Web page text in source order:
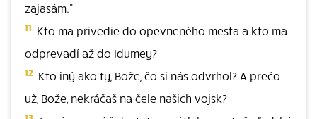
zajasám."
11 Kto ma privedie do opevneného mesta a kto ma
odprevadí až do Idumey?
12 Kto iný ako ty, Bože, čo si nás odvrhol? A prečo
už, Bože, nekráčaš na čele našich vojsk?